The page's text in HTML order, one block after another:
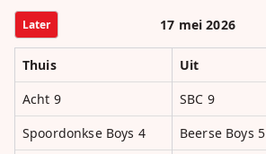
Later 17 mei 2026
Thuis Uit
Acht 9
SBC 9
Spoordonkse Boys 4
Beerse Boys 5